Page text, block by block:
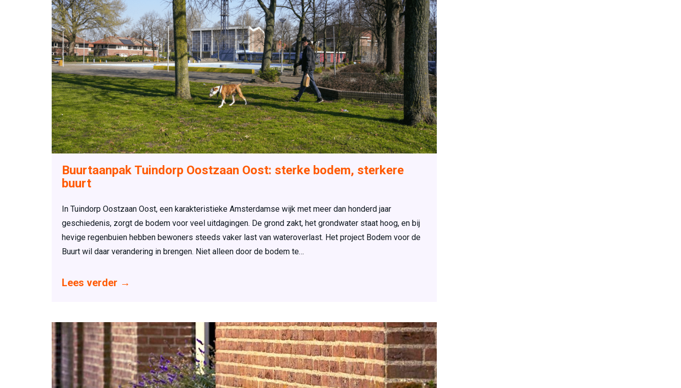
Buurtaanpak Tuindorp Oostzaan Oost: sterke bodem, sterkere
buurt
In Tuindorp Oostzaan Oost, een karakteristieke Amsterdamse wijk met meer dan honderd jaar
geschiedenis, zorgt de bodem voor veel uitdagingen. De grond zakt, het grondwater staat hoog, en bij
hevige regenbuien hebben bewoners steeds vaker last van wateroverlast. Het project Bodem voor de
Buurt wil daar verandering in brengen. Niet alleen door de bodem te…
Lees verder →